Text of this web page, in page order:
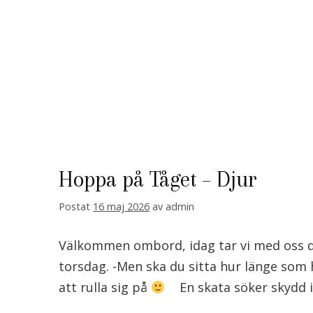
Hoppa på Tåget – Djur
Postat 16 maj 2026 av admin
Välkommen ombord, idag tar vi med
torsdag. -Men ska du sitta hur länge
att rulla sig på
En skata söker